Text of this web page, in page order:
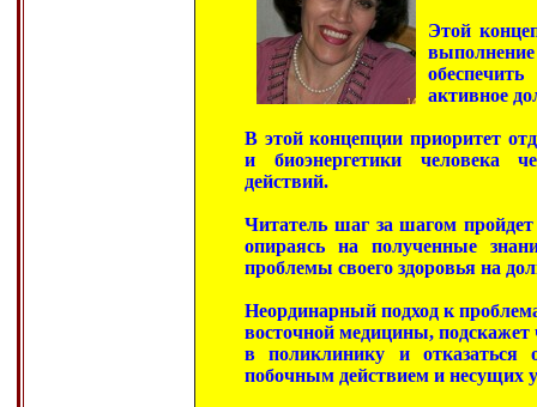
Этой
активное
В этой концепции приоритет
и биоэнергетики человека
действий.
Читатель шаг за шагом пройдет
опираясь на полученные
проблемы своего здоровья на
Неординарный подход к
восточной медицины,
в поликлинику и отказаться
побочным действием и несущих